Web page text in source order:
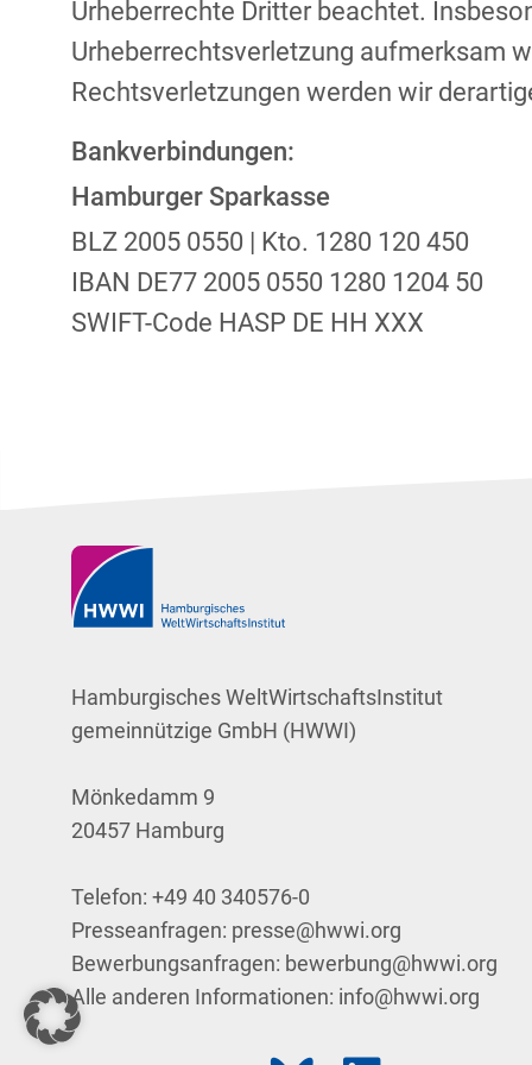
Urheberrechte Dritter beachtet.
Urheberrechtsverletzung aufmerksam
Rechtsverletzungen werden wir
Bankverbindungen:
Hamburger Sparkasse
BLZ 2005 0550 | Kto. 1280 120 450
IBAN DE77 2005 0550 1280 1204 50
SWIFT-Code HASP DE HH XXX
Hamburgisches WeltWirtschaftsInstitut
gemeinnützige GmbH (HWWI)
Mönkedamm 9
20457 Hamburg
Telefon: +49 40 340576-0
Presseanfragen: presse@hwwi.org
Bewerbungsanfragen: bewerbung@hwwi.org
Alle anderen Informationen: info@hwwi.org